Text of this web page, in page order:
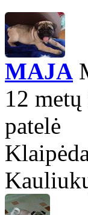
MAJA
12
patelė
Klaipėda